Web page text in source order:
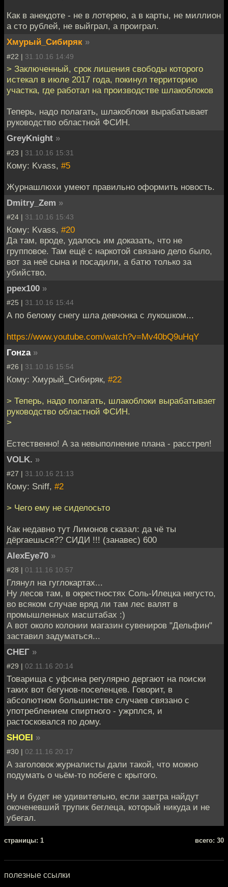
Как в анекдоте - не в лотерею, а в карты, не миллион
а сто рублей, не выйграл, а проиграл.
Хмурый_Сибиряк »
#22 | 31.10.16 14:49
> Заключенный, срок лишения свободы которого
истекал в июле 2017 года, покинул территорию
участка, где работал на производстве шлакоблоков
Теперь, надо полагать, шлакоблоки вырабатывает
руководство областной ФСИН.
GreyKnight »
#23 | 31.10.16 15:31
Кому: Kvass, #5
Журнашлюхи умеют правильно оформить новость.
Dmitry_Zem »
#24 | 31.10.16 15:43
Кому: Kvass, #20
Да там, вроде, удалось им доказать, что не
групповое. Там ещё с наркотой связано дело было,
вот за неё сына и посадили, а батю только за
убийство.
ppex100 »
#25 | 31.10.16 15:44
А по белому снегу шла девчонка с лукошком...
https://www.youtube.com/watch?v=Mv40bQ9uHqY
Гонzа »
#26 | 31.10.16 15:54
Кому: Хмурый_Сибиряк, #22
> Теперь, надо полагать, шлакоблоки вырабатывает
руководство областной ФСИН.
>
Естественно! А за невыполнение плана - расстрел!
VOLK. »
#27 | 31.10.16 21:13
Кому: Sniff, #2
> Чего ему не сиделосьто
Как недавно тут Лимонов сказал: да чё ты
дёргаешься?? СИДИ !!! (занавес) 600
AlexEye70 »
#28 | 01.11.16 10:57
Глянул на гуглокартах...
Ну лесов там, в окрестностях Соль-Илецка негусто,
во всяком случае вряд ли там лес валят в
промышленных масштабах :)
А вот около колонии магазин сувениров "Дельфин"
заставил задуматься...
СНЕГ »
#29 | 02.11.16 20:14
Товарища с уфсина регулярно дергают на поиски
таких вот бегунов-поселенцев. Говорит, в
абсолютном большинстве случаев связано с
употреблением спиртного - ужрплся, и
растосковался по дому.
SHOEI »
#30 | 02.11.16 20:17
А заголовок журналисты дали такой, что можно
подумать о чьём-то побеге с крытого.
Ну и будет не удивительно, если завтра найдут
окоченевший трупик беглеца, который никуда и не
убегал.
cтраницы: 1 всего: 30
полезные ссылки